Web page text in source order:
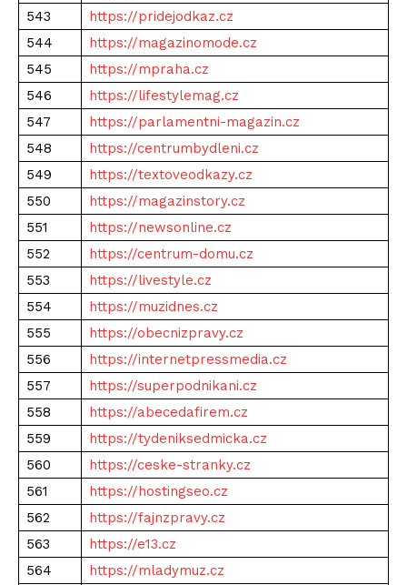
543
https://pridejodkaz.cz
544
https://magazinomode.cz
545
https://mpraha.cz
546
https://lifestylemag.cz
547
https://parlamentni-magazin.cz
548
https://centrumbydleni.cz
549
https://textoveodkazy.cz
550
https://magazinstory.cz
551
https://newsonline.cz
552
https://centrum-domu.cz
553
https://livestyle.cz
554
https://muzidnes.cz
555
https://obecnizpravy.cz
556
https://internetpressmedia.cz
557
https://superpodnikani.cz
558
https://abecedafirem.cz
559
https://tydeniksedmicka.cz
560
https://ceske-stranky.cz
561
https://hostingseo.cz
562
https://fajnzpravy.cz
563
https://e13.cz
564
https://mladymuz.cz